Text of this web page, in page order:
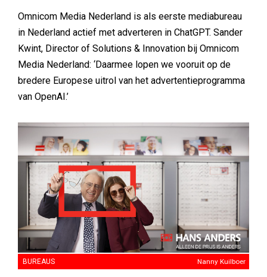
Omnicom Media Nederland is als eerste mediabureau
in Nederland actief met adverteren in ChatGPT. Sander
Kwint, Director of Solutions & Innovation bij Omnicom
Media Nederland: ‘Daarmee lopen we vooruit op de
bredere Europese uitrol van het advertentieprogramma
van OpenAI.’
BUREAUS Nanny Kuilboer